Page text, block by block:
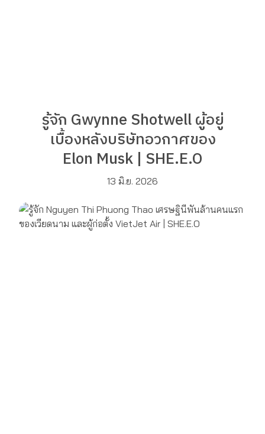
รู้จัก Gwynne Shotwell ผู้อยู่
เบื้องหลังบริษัทอวกาศของ
Elon Musk | SHE.E.O
13 มิ.ย. 2026